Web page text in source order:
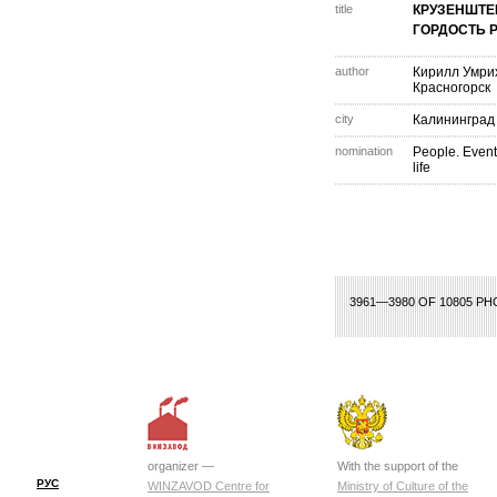
title
ГОРДОСТЬ
author Кирилл
Красногорск
city Калининград
nomination
People.
life
3961—3980 OF 10805
185 186 187 188 189
РУС
organizer —
WINZAVOD Centre for
With the support of the
Ministry of Culture of the